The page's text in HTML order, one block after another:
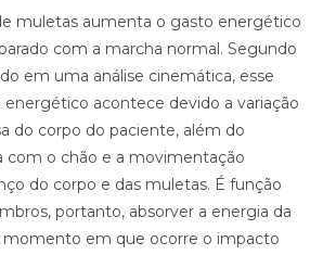
muletas aumenta o gasto energético
com a marcha normal. Segundo
em uma análise cinemática, esse
acontece devido a variação
do corpo do paciente, além do
com o chão e a movimentação
do corpo e das muletas. É função
portanto, absorver a energia da
em que ocorre o impacto